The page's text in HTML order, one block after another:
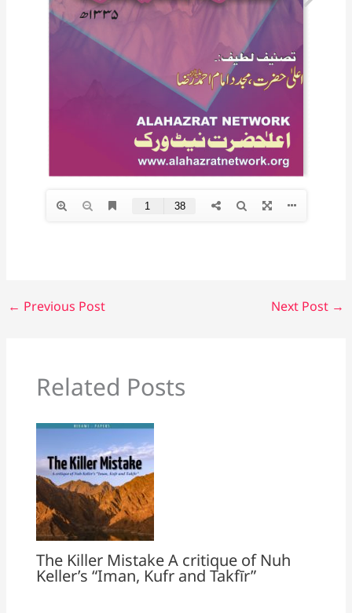
← Previous Post Next Post →
Related Posts
The Killer Mistake A critique of Nuh
Keller’s “Iman, Kufr and Takfīr”